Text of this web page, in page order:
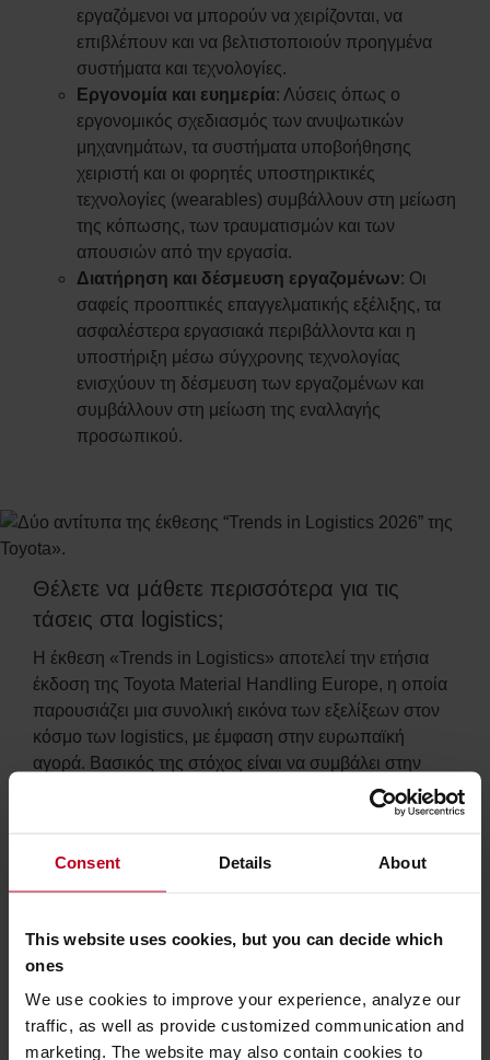
Consent Details About
This website uses cookies, but you can decide which
ones
We use cookies to improve your experience, analyze our
traffic, as well as provide customized communication and
marketing. The website may also contain cookies to
εργαζόμενοι να μπορούν να χειρίζονται, να
επιβλέπουν και να βελτιστοποιούν προηγμένα
συστήματα και τεχνολογίες.
Εργονομία και ευημερία: Λύσεις όπως ο
εργονομικός σχεδιασμός των ανυψωτικών
μηχανημάτων, τα συστήματα υποβοήθησης
χειριστή και οι φορητές υποστηρικτικές
τεχνολογίες (wearables) συμβάλλουν στη μείωση
της κόπωσης, των τραυματισμών και των
απουσιών από την εργασία.
Διατήρηση και δέσμευση εργαζομένων: Οι
σαφείς προοπτικές επαγγελματικής εξέλιξης, τα
ασφαλέστερα εργασιακά περιβάλλοντα και η
υποστήριξη μέσω σύγχρονης τεχνολογίας
ενισχύουν τη δέσμευση των εργαζομένων και
συμβάλλουν στη μείωση της εναλλαγής
προσωπικού.
Θέλετε να μάθετε περισσότερα για τις
τάσεις στα logistics;
Η έκθεση «Trends in Logistics» αποτελεί την ετήσια
έκδοση της Toyota Material Handling Europe, η οποία
παρουσιάζει μια συνολική εικόνα των εξελίξεων στον
κόσμο των logistics, με έμφαση στην ευρωπαϊκή
αγορά. Βασικός της στόχος είναι να συμβάλει στην
διαμορφώνονται, ώστε οι επιχειρήσεις να μπορούν να
επενδυτικές ευκαιρίες και την αντιμετώπιση πιθανών
προκλήσεων.
ΚΑΤΕΒΆΣΤΕ ΤΗΝ ΈΚΘΕΣΗ ΤΆΣΕΩΝ
ΕΠΙΚΟΙΝΩΝΉΣΤΕ ΜΑΖΊ ΜΑΣ